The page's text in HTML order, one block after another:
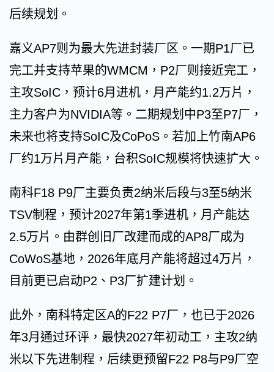
后续规划。
嘉义AP7则为最大先进封装厂区。一期P1厂已
完工并支持苹果的WMCM，P2厂则接近完工，
主攻SoIC，预计6月进机，月产能约1.2万片，
主力客户为NVIDIA等。二期规划中P3至P7厂，
未来也将支持SoIC及CoPoS。若加上竹南AP6
厂约1万片月产能，台积SoIC规模将快速扩大。
南科F18 P9厂主要负责2纳米后段与3至5纳米
TSV制程，预计2027年第1季进机，月产能达
2.5万片。由群创旧厂改建而成的AP8厂成为
CoWoS基地，2026年底月产能将超过4万片，
目前更已启动P2、P3厂扩建计划。
此外，南科特定区A的F22 P7厂，也已于2026
年3月通过环评，最快2027年初动工，主攻2纳
米以下先进制程，后续更预留F22 P8与P9厂空